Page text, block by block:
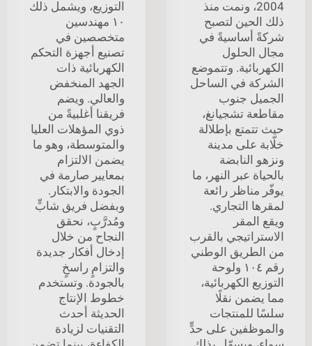
2004، ونمت منذ
ذلك الحين لتصبح
شركةً أساسيةً في
مجال الحلول
الكهربائية. وتتموضع
الشركة في الساحل
الجميل جنوب
مقاطعة تشجيانغ،
حيث تتمتع بإطلالة
خلّابة على مدينة
ونزهو النابضة
بالحياة عبر النهر، ما
يوفّر مناظر رائعة
لمقرها التجاري.
ويقع المقر
الاستراتيجي بالقرب
من الطريق الوطني
رقم ١٠٤ ولوحة
التوزيع الكهربائية،
مما يضمن نقلًا
سلسًا للمنتجات
والموظفين على حدٍّ
التوزيع، ويشمل ذلك
١٠ مهندسين
متخصصين في
تصنيع أجهزة التحكم
الكهربائية ذات
الجهد المنخفض
والعالي. ويضم
فريقنا أغلبيةً من
ذوي المؤهلات العليا
والمتوسطة، وهو ما
يضمن الالتزام
بمعايير صارمة في
الجودة والابتكار.
وبفضل فريق شابٍّ
ومُدرَّبٍ، نحقق
النجاح من خلال
إدخال أفكار جديدة
والتزامٍ راسخٍ
بالجودة. وتستخدم
خطوط الإنتاج
الحديثة أحدث
التقنيات لزيادة